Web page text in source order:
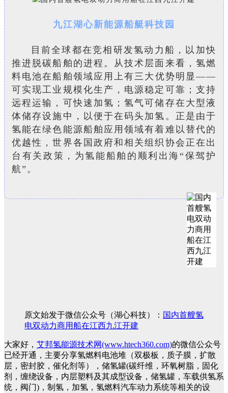
九江湖心新能源船艇科技园
目前全球都在竞相研发氢动力船，以加快
推进脱碳船舶的进程。从技术层面来看，氢燃
料电池在船舶领域应用上有三大优势明显——
可实现工业规模化生产，电源稳定可靠；支持
远程运输，可快速加氢；氢气可储存在大型液
体储存设施中，以便于在码头加氢。正是由于
氢能在绿色能源船舶应用领域有着难以替代的
优越性，世界各国政府和相关组织协会正在出
台有关政策，为氢能船舶的顺利出海“保驾护
航”。
原文始发于微信公众号（湖心科技）： 国内首艘氢
电双动力商用船在江西九江开建
大家好， 艾邦氢能源技术网(www.htech360.com)的微信公众号
已经开通，主要分享氢燃料电池堆（双极板，质子膜，扩散
层，密封胶，催化剂等），储氢罐(碳纤维，环氧树脂，固化
剂，缠绕设备，内层塑料及其成型设备，储氢罐，车载供氢系
统，阀门)，制氢，加氢，氢燃料汽车动力系统等相关的设